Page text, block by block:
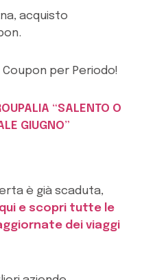
acquisto
Coupon per Periodo!
“SALENTO O
GIUGNO”
è già scaduta,
e scopri tutte le
dei viaggi